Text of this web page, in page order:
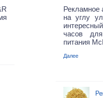
Рекламное
на углу
часов
питания
Далее